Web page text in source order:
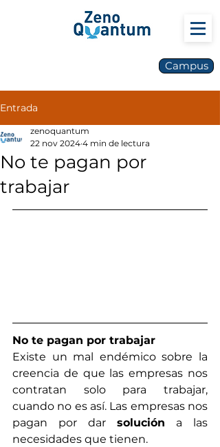
Campus
Entrada
No te pagan por
trabajar
zenoquantum
22 nov 2024 4 min de lectura
No te pagan por trabajar
Existe un mal endémico sobre la
creencia de que las empresas nos
contratan solo para trabajar,
cuando no es así. Las empresas nos
pagan por dar solución a las
necesidades que tienen.